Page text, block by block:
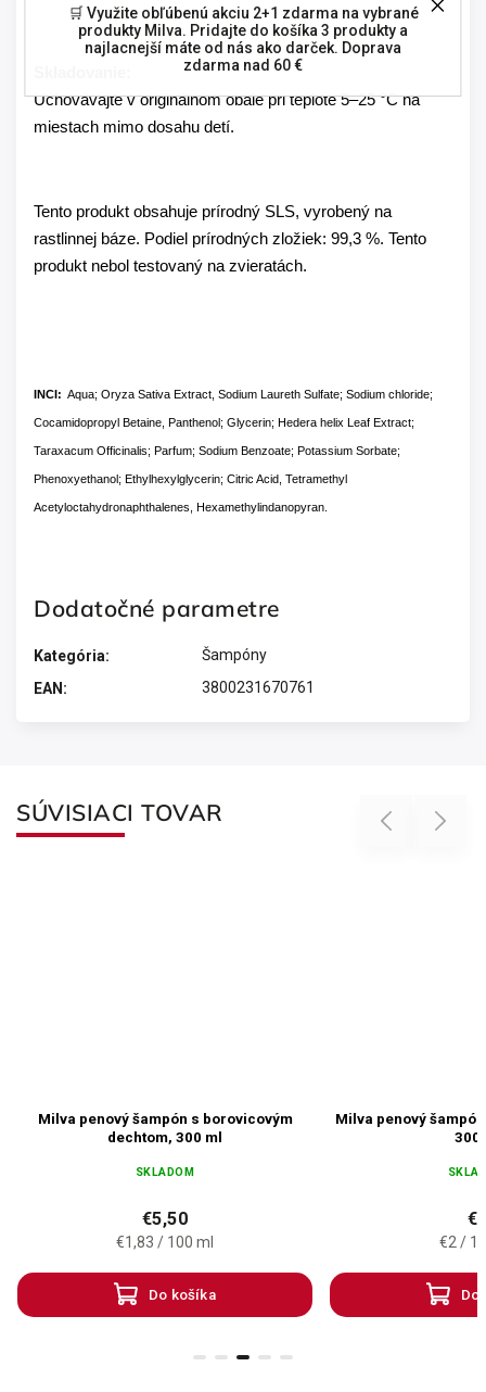
🛒 Využite obľúbenú akciu 2+1 zdarma na vybrané
produkty Milva. Pridajte do košíka 3 produkty a
najlacnejší máte od nás ako darček. Doprava
zdarma nad 60 €
Uchovávajte v originálnom obale pri teplote 5–25 °C na
miestach mimo dosahu detí.
Tento produkt obsahuje prírodný SLS, vyrobený na
rastlinnej báze. Podiel prírodných zložiek: 99,3 %. Tento
produkt nebol testovaný na zvieratách.
INCI: Aqua; Oryza Sativa Extract, Sodium Laureth Sulfate; Sodium chloride;
Cocamidopropyl Betaine, Panthenol; Glycerin; Hedera helix Leaf Extract;
Taraxacum Officinalis; Parfum; Sodium Benzoate; Potassium Sorbate;
Phenoxyethanol; Ethylhexylglycerin; Citric Acid, Tetramethyl
Acetyloctahydronaphthalenes, Hexamethylindanopyran.
Dodatočné parametre
Kategória:
Šampóny
EAN : 3800231670761
SÚVISIACI TOVAR Previous
Milva penový šampón s borovicovým
dechtom, 300 ml
SKLADOM
€5,50
€1,83 / 100 ml
Do košíka
Milva penový
300
€2 /
Do
Next